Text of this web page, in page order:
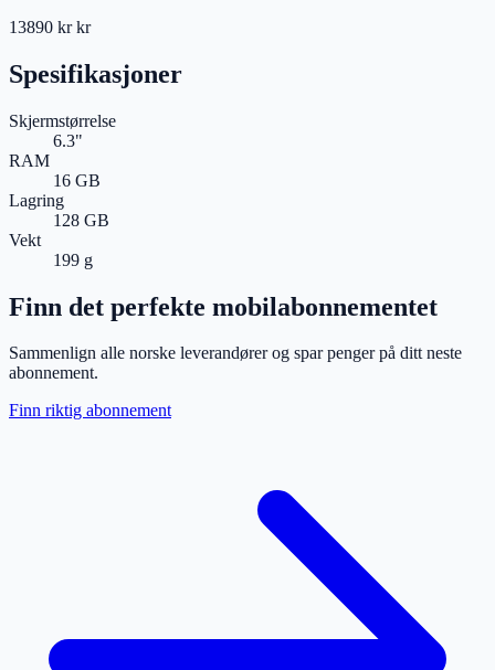
13890 krkr
Spesifikasjoner
Skjermstørrelse
6.3"
RAM
16 GB
Lagring
128 GB
Vekt
199 g
Finn det perfekte mobilabonnementet
Sammenlign alle norske leverandører og spar penger på ditt neste
abonnement.
Finn riktig abonnement